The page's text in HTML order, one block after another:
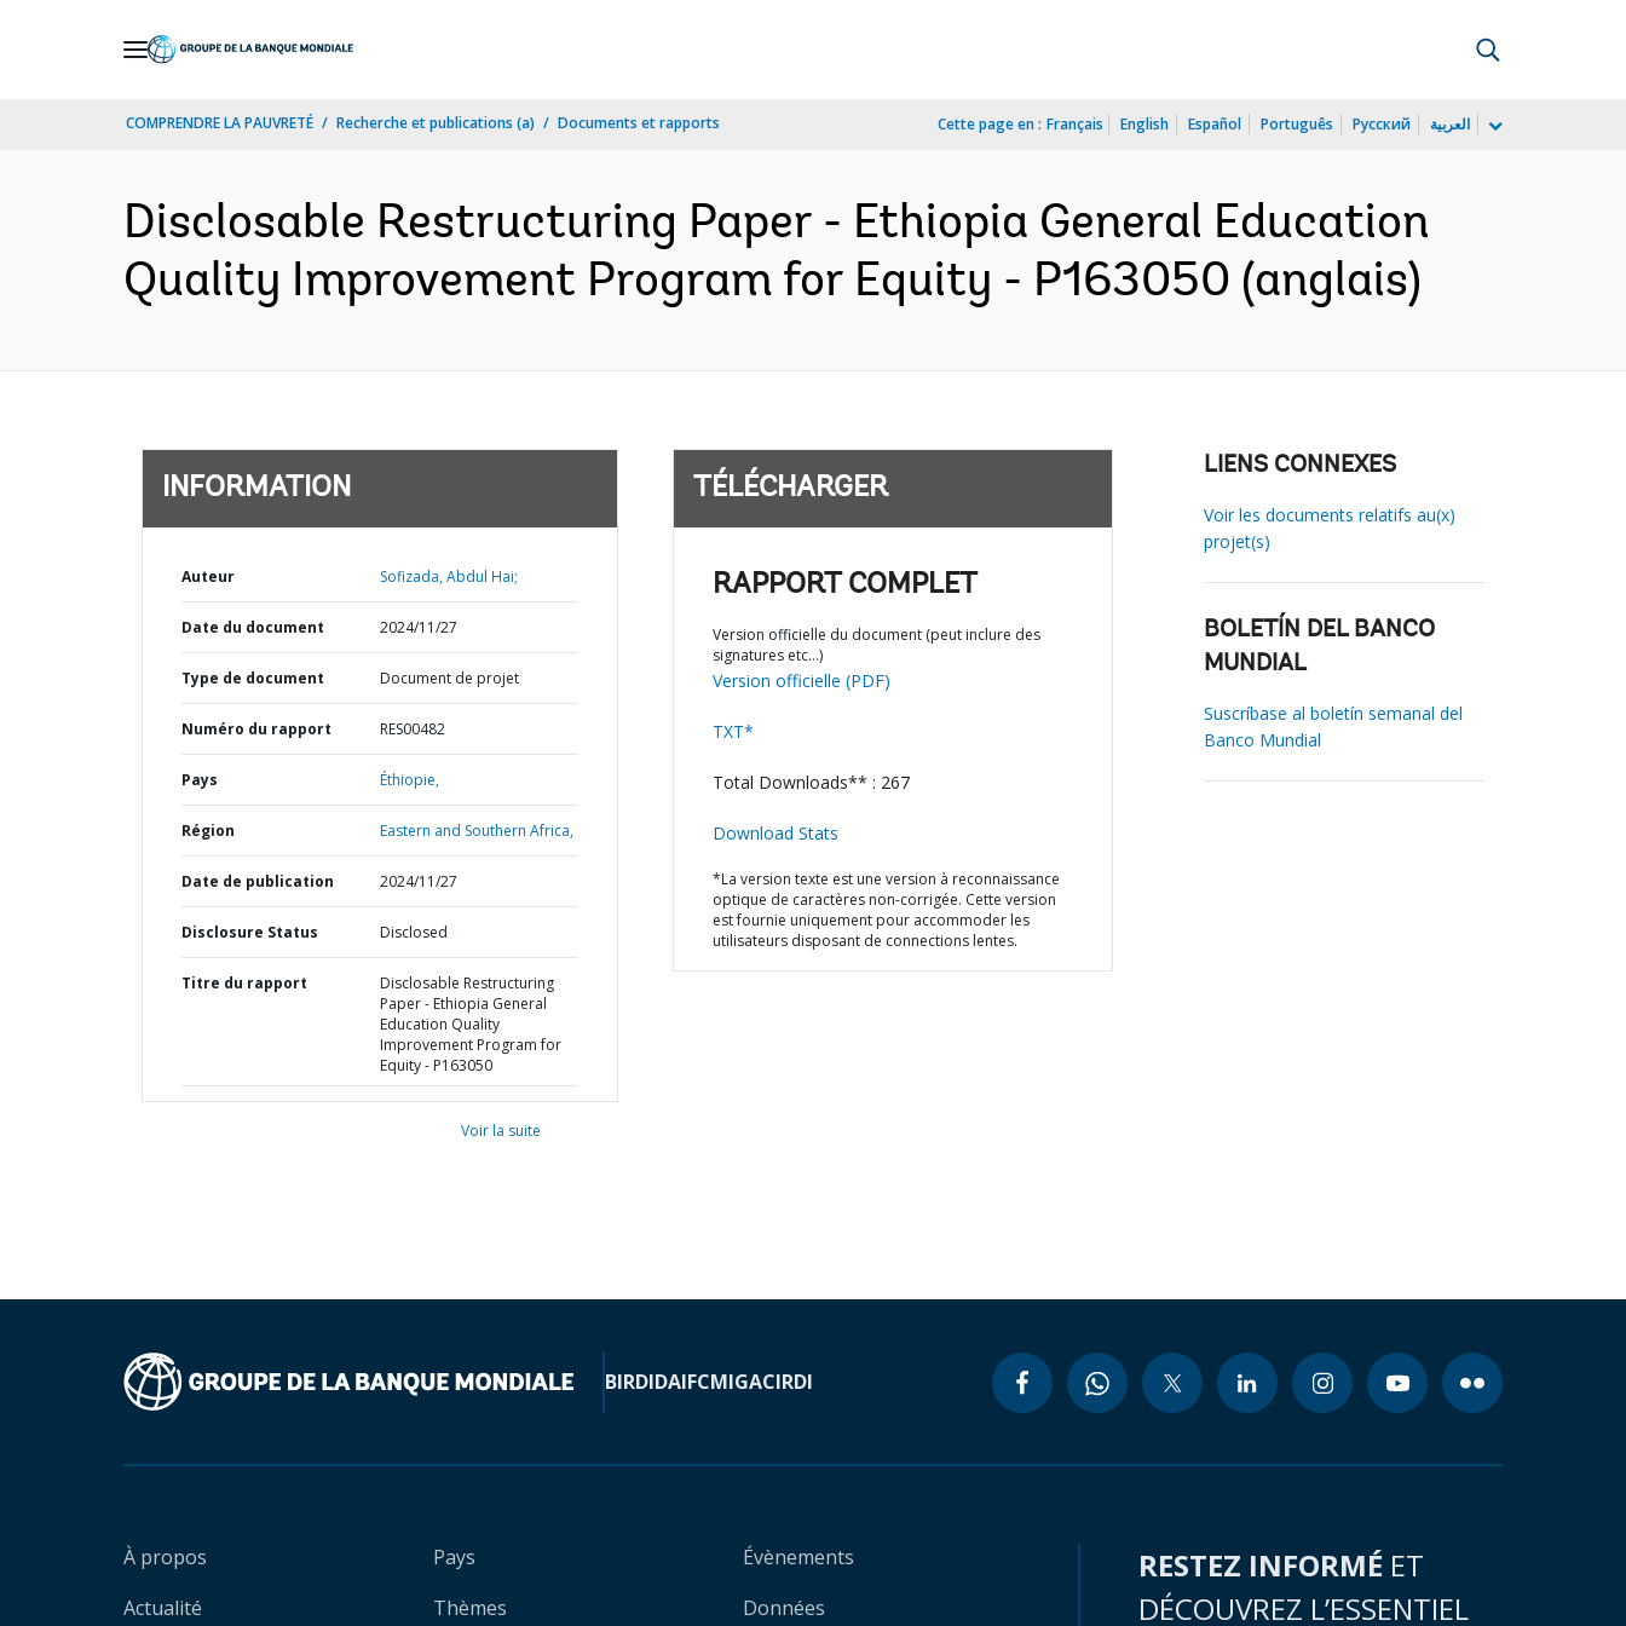
COMPRENDRE LA PAUVRETÉ Recherche et publications (a) Documents et rapports Cette page en : Français English Español Português Русский العربية
Disclosable Restructuring Paper - Ethiopia General Education
Quality Improvement Program for Equity - P163050 (anglais)
INFORMATION
Auteur Sofizada, Abdul Hai;
Date du document 2024/11/27
Type de document Document de projet
Numéro du rapport RES00482
Pays Éthiopie,
Région Eastern and Southern Africa,
Date de publication 2024/11/27
Disclosure Status Disclosed
Titre du rapport
Disclosable Restructuring
Paper - Ethiopia General
Education Quality
Improvement Program for
Equity - P163050
Voir la suite
TÉLÉCHARGER
RAPPORT COMPLET
Version officielle du document (peut inclure des
signatures etc…)
Version officielle (PDF)
TXT*
Total Downloads** : 267
Download Stats
*La version texte est une version à reconnaissance
optique de caractères non-corrigée. Cette version
est fournie uniquement pour accommoder les
utilisateurs disposant de connections lentes.
LIENS CONNEXES
Voir les documents relatifs au(x)
projet(s)
BOLETÍN DEL BANCO
MUNDIAL
Suscríbase al boletín semanal del
Banco Mundial
BIRDIDAIFCMIGACIRDI
À propos
Actualité
Pays
Thèmes
Évènements
Données
RESTEZ INFORMÉ ET
DÉCOUVREZ L’ESSENTIEL